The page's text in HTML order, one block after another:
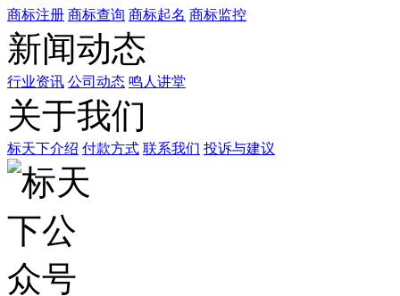
商标注册 商标查询 商标起名 商标监控
新闻动态
行业资讯 公司动态 鸣人讲堂
关于我们
标天下介绍 付款方式 联系我们 投诉与建议